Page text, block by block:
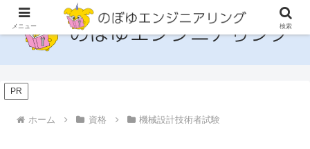
PR
ホーム 資格 機械設計技術者試験
メニュー 検索